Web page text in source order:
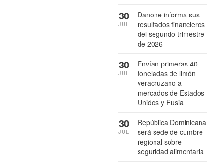
Danone informa sus
resultados financieros
del segundo trimestre
de 2026
30
JUL
Envían primeras 40
toneladas de limón
veracruzano a
mercados de Estados
Unidos y Rusia
30
JUL
República Dominicana
será sede de cumbre
regional sobre
seguridad alimentaria
30
JUL